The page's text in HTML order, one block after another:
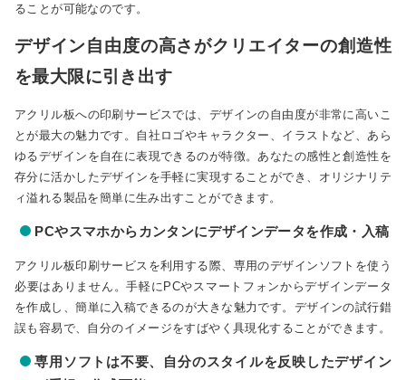
ることが可能なのです。
デザイン自由度の高さがクリエイターの創造性
を最大限に引き出す
アクリル板への印刷サービスでは、デザインの自由度が非常に高いこ
とが最大の魅力です。自社ロゴやキャラクター、イラストなど、あら
ゆるデザインを自在に表現できるのが特徴。あなたの感性と創造性を
存分に活かしたデザインを手軽に実現することができ、オリジナリテ
ィ溢れる製品を簡単に生み出すことができます。
PCやスマホからカンタンにデザインデータを作成・入稿
アクリル板印刷サービスを利用する際、専用のデザインソフトを使う
必要はありません。手軽にPCやスマートフォンからデザインデータ
を作成し、簡単に入稿できるのが大きな魅力です。デザインの試行錯
誤も容易で、自分のイメージをすばやく具現化することができます。
専用ソフトは不要、自分のスタイルを反映したデザイン